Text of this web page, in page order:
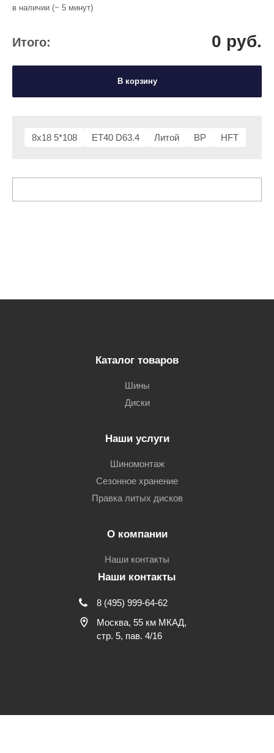
8x18 5*108 ET40 D63.4 Литой BP HFT
в наличии (~ 5 минут)
Итого: 0 руб.
В корзину
Каталог товаров
Шины
Диски
Наши услуги
Шиномонтаж
Сезонное хранение
Правка литых дисков
О компании
Наши контакты
Наши контакты
8 (495) 999-64-62
Москва, 55 км МКАД,
стр. 5, пав. 4/16